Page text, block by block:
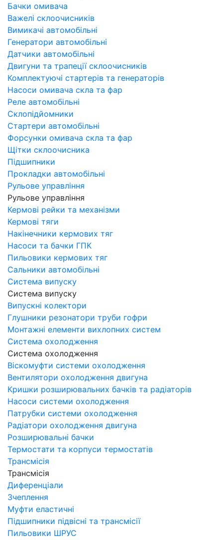
Бачки омивача
Важелі склоочисників
Вимикачі автомобільні
Генератори автомобільні
Датчики автомобільні
Двигуни та трапеції склоочисників
Комплектуючі стартерів та генераторів
Насоси омивача скла та фар
Реле автомобільні
Склопідйомники
Стартери автомобільні
Форсунки омивача скла та фар
Щітки склоочисника
Підшипники
Прокладки автомобільні
Рульове управління
Рульове управління
Кермові рейки та механізми
Кермові тяги
Накінечники кермових тяг
Насоси та бачки ГПК
Пильовики кермових тяг
Сальники автомобільні
Система випуску
Система випуску
Випускні колектори
Глушники резонатори труби гофри
Монтажні елементи вихлопних систем
Система охолодження
Система охолодження
Віскомуфти системи охолодження
Вентилятори охолодження двигуна
Кришки розширювальних бачків та радіаторів
Насоси системи охолодження
Патрубки системи охолодження
Радіатори охолодження двигуна
Розширювальні бачки
Термостати та корпуси термостатів
Трансмісія
Трансмісія
Диференціали
Зчеплення
Муфти еластичні
Підшипники підвісні та трансмісії
Пильовики ШРУС